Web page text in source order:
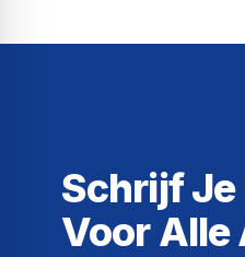
Schrijf Je
Voor Alle